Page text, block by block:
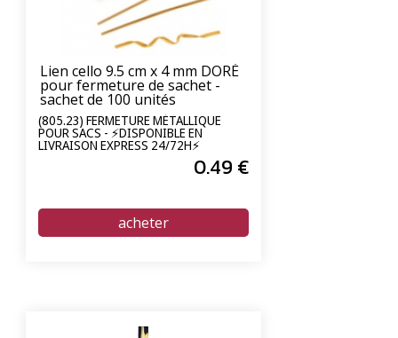
Lien cello 9.5 cm x 4 mm DORÉ
pour fermeture de sachet -
sachet de 100 unités
(805.23) FERMETURE MÉTALLIQUE
POUR SACS - ⚡DISPONIBLE EN
LIVRAISON EXPRESS 24/72H⚡
0.49 €